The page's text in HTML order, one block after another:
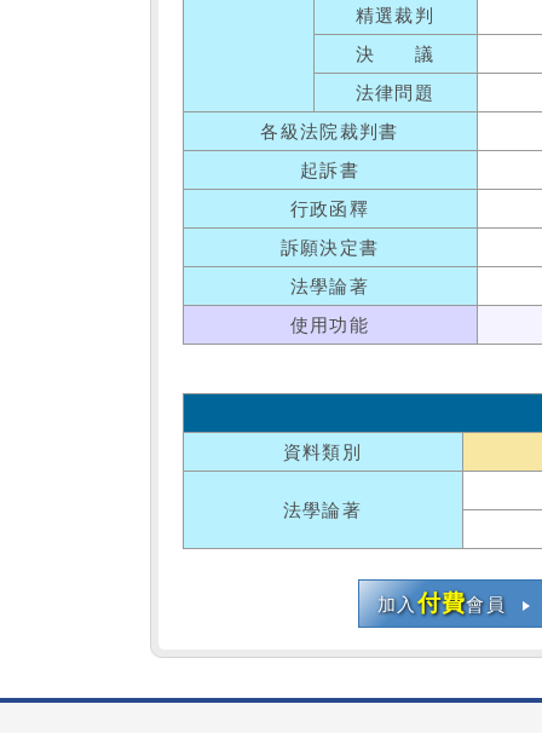
精選裁判
決 議
法律問題
各級法院裁判書
起訴書
行政函釋
訴願決定書
法學論著
使用功能
資料類別
法學論著
加入付費會員